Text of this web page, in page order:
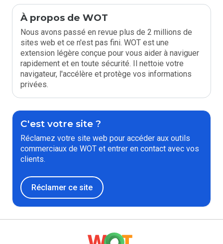
À propos de WOT
Nous avons passé en revue plus de 2 millions de
sites web et ce n'est pas fini. WOT est une
extension légère conçue pour vous aider à naviguer
rapidement et en toute sécurité. Il nettoie votre
navigateur, l'accélère et protège vos informations
privées.
C'est votre site ?
Réclamez votre site web pour accéder aux outils
commerciaux de WOT et entrer en contact avec vos
clients.
Réclamer ce site